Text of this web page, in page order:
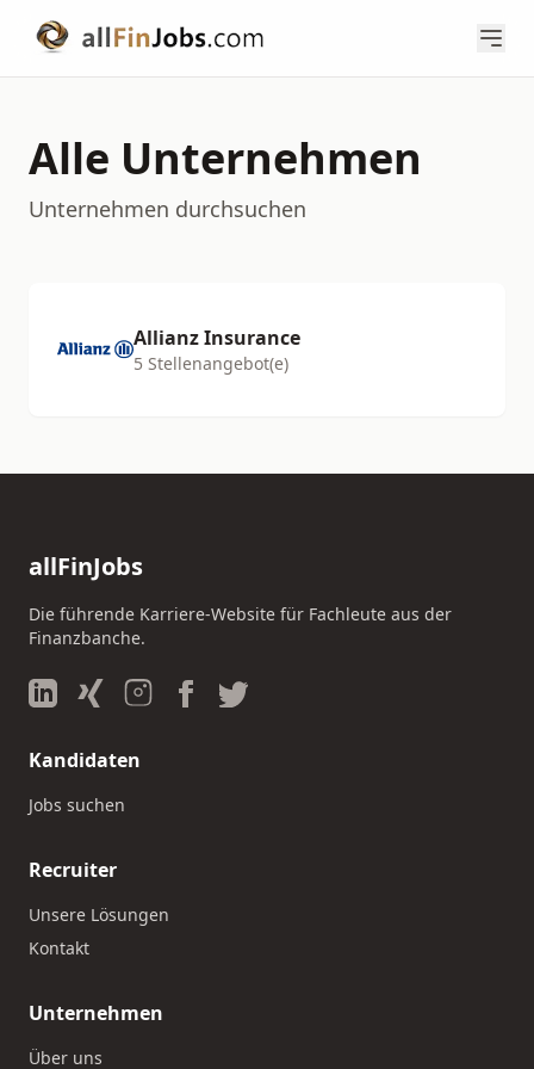
Alle Unternehmen
Unternehmen durchsuchen
Allianz Insurance
5 Stellenangebot(e)
allFinJobs
Die führende Karriere-Website für Fachleute aus der
Finanzbanche.
Kandidaten
Jobs suchen
Recruiter
Unsere Lösungen
Kontakt
Unternehmen
Über uns